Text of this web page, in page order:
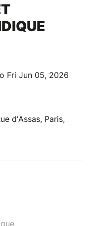
Fri Jun 05, 2026
d'Assas, Paris,